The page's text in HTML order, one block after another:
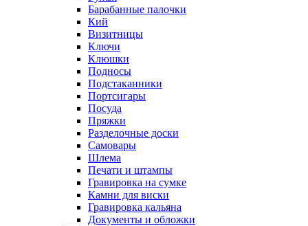
Барабанные палочки
Кий
Визитницы
Ключи
Клюшки
Подносы
Подстаканники
Портсигары
Посуда
Пряжки
Разделочные доски
Самовары
Шлема
Печати и штампы
Гравировка на сумке
Камни для виски
Гравировка кальяна
Документы и обложки